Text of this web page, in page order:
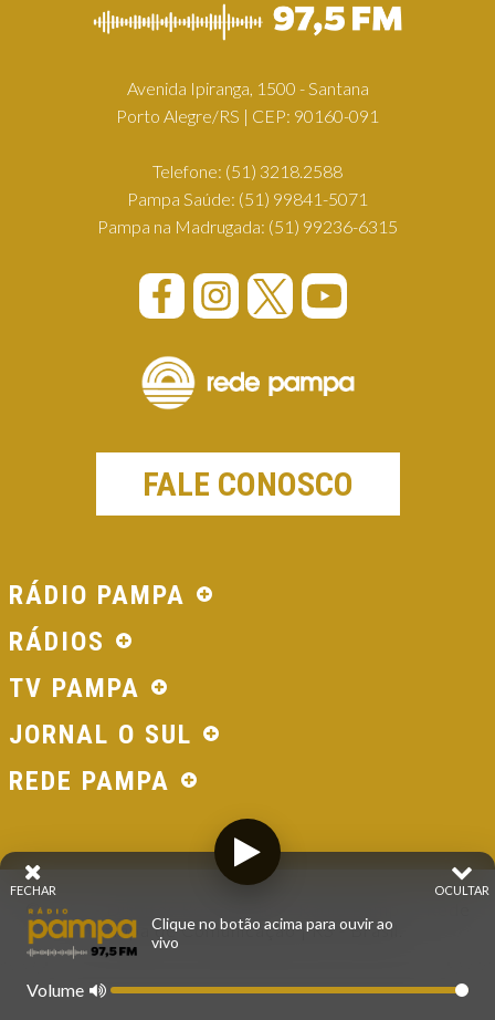
Avenida Ipiranga, 1500 - Santana
Porto Alegre/RS | CEP: 90160-091
Telefone: (51) 3218.2588
Pampa Saúde: (51) 99841-5071
Pampa na Madrugada: (51) 99236-6315
FALE CONOSCO
RÁDIO PAMPA
RÁDIOS
TV PAMPA
JORNAL O SUL
REDE PAMPA
© 2026 - Direitos Reservados - Rádio Pampa - Rede
Pampa de Comunicação | RS - Brasil.
OCULTAR
FECHAR
Clique no botão acima para ouvir ao
vivo
Volume